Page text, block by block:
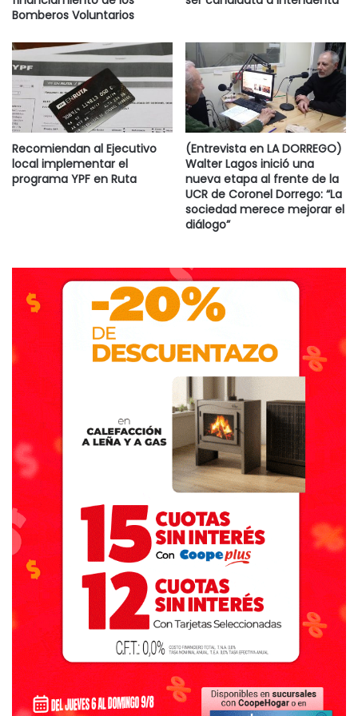
desapareciera para siempre el famoso PRODE. Es que la
que tenía un acuerdo con la AFA. Ante la imposibilidad de
traspasarlo se decidió terminarlo definitivamente.
Destacadas
Bomberos Voluntarios
Recomiendan al Ejecutivo
local implementar el
programa YPF en Ruta
(Entrevista en LA DORREGO)
Walter Lagos inició una
nueva etapa al frente de la
UCR de Coronel Dorrego: “La
sociedad merece mejorar el
diálogo”